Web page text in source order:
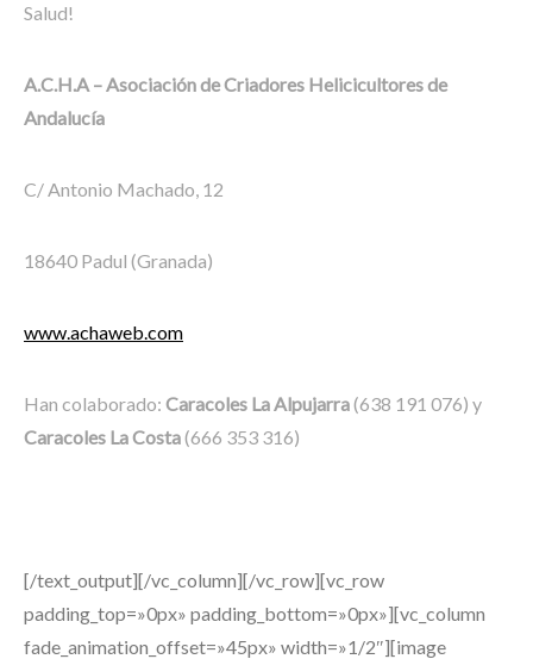
Salud!
A.C.H.A – Asociación de Criadores Helicicultores de
Andalucía
C/ Antonio Machado, 12
18640 Padul (Granada)
www.achaweb.com
Han colaborado: Caracoles La Alpujarra(638 191 076) y
Caracoles La Costa(666 353 316)
[/text_output][/vc_column][/vc_row][vc_row
padding_top=»0px» padding_bottom=»0px»][vc_column
fade_animation_offset=»45px» width=»1/2″][image